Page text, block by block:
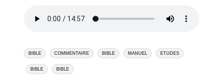
BIBLE COMMENTAIRE BIBLE MANUEL ETUDES
BIBLE BIBLE